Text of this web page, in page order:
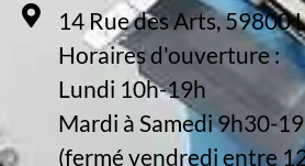
14 Rue des Arts, 59800
Horaires d'ouverture :
Lundi 10h-19h
Mardi à Samedi 9h30-
(fermé vendredi entre